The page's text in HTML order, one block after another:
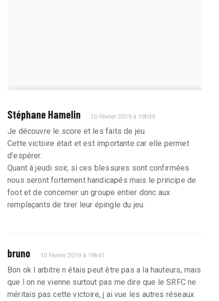
Stéphane Hamelin 10 février 2019 à 19h39
Je découvre le score et les faits de jeu.
Cette victoire était et est importante car elle permet
d’espérer.
Quant à jeudi soir, si ces blessures sont confirmées
nous seront fortement handicapés mais le principe de
foot et de concerner un groupe entier donc aux
remplaçants de tirer leur épingle du jeu.
bruno 10 février 2019 à 19h41
Bon ok l arbitre n étais peut être pas a la hauteurs, mais
que l on ne vienne surtout pas me dire que le SRFC ne
méritais pas cette victoire, j ai vue les autres réseaux